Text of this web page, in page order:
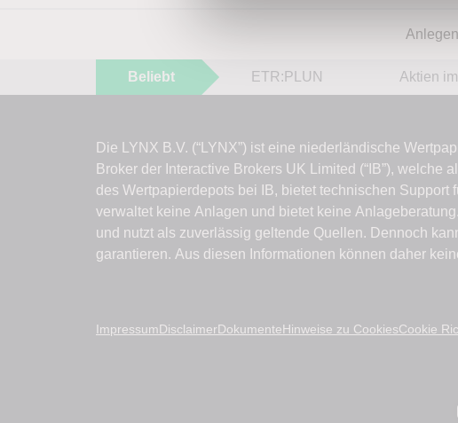
Beliebt ETR:PLUN Aktien
ImpressumDisclaimerDokumenteHinweise zu CookiesCookie